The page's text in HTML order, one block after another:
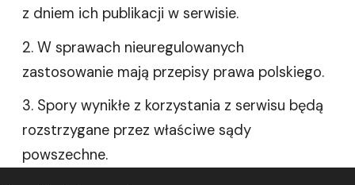
z dniem ich publikacji w serwisie.
W sprawach nieuregulowanych
zastosowanie mają przepisy prawa polskiego.
Spory wynikłe z korzystania z serwisu będą
rozstrzygane przez właściwe sądy
powszechne.